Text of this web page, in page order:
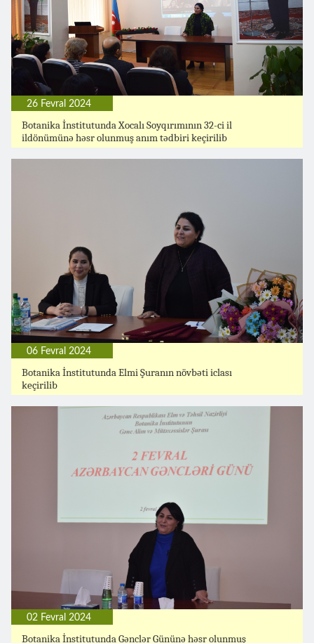
26 Fevral 2024
Botanika İnstitutunda Xocalı Soyqırımının 32-ci il
ildönümünə həsr olunmuş anım tədbiri keçirilib
06 Fevral 2024
Botanika İnstitutunda Elmi Şuranın növbəti iclası
keçirilib
02 Fevral 2024
Botanika İnstitutunda Gənclər Gününə həsr olunmuş